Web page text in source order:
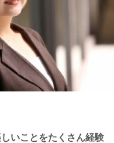
いことをたくさん経験